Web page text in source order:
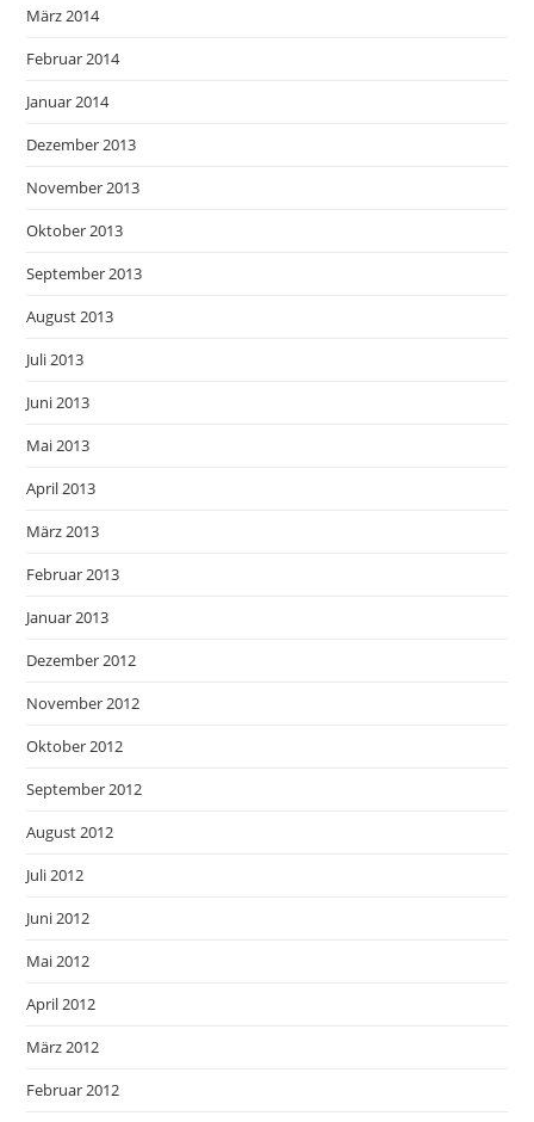
März 2014
Februar 2014
Januar 2014
Dezember 2013
November 2013
Oktober 2013
September 2013
August 2013
Juli 2013
Juni 2013
Mai 2013
April 2013
März 2013
Februar 2013
Januar 2013
Dezember 2012
November 2012
Oktober 2012
September 2012
August 2012
Juli 2012
Juni 2012
Mai 2012
April 2012
März 2012
Februar 2012